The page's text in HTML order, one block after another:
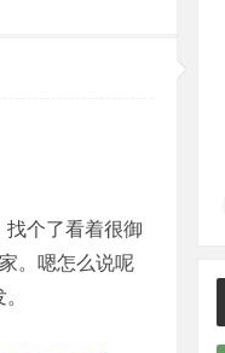
找个了看着很御
。嗯怎么说呢